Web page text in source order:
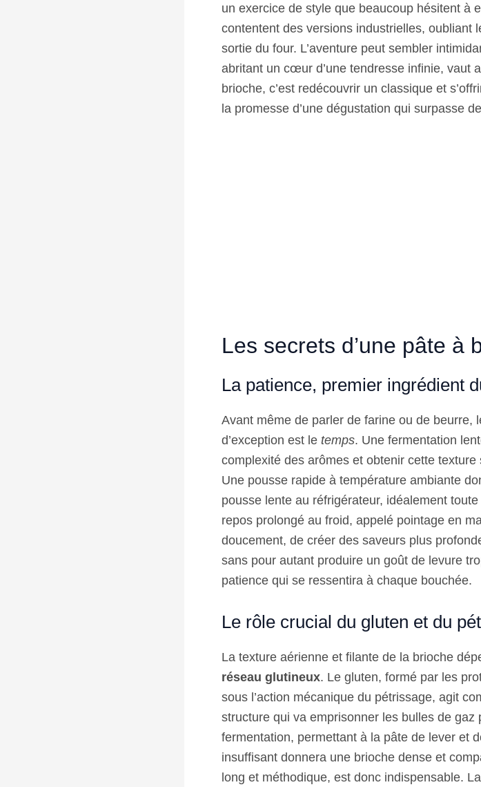
un exercice de style que beaucoup hésitent à
contentent des versions industrielles, oubliant
sortie du four. L’aventure peut sembler
abritant un cœur d’une tendresse infinie, vaut
brioche, c’est redécouvrir un classique et
la promesse d’une dégustation qui surpasse
Les secrets d’une pâte à
La patience, premier ingrédient
Avant même de parler de farine ou de beurre,
d’exception est le temps. Une fermentation
complexité des arômes et obtenir cette
Une pousse rapide à température ambiante
pousse lente au réfrigérateur, idéalement
repos prolongé au froid, appelé pointage en
doucement, de créer des saveurs plus
sans pour autant produire un goût de levure
patience qui se ressentira à chaque bouchée.
Le rôle crucial du gluten et du
La texture aérienne et filante de la brioche
réseau glutineux. Le gluten, formé par les
sous l’action mécanique du pétrissage, agit
structure qui va emprisonner les bulles de
fermentation, permettant à la pâte de lever et
insuffisant donnera une brioche dense et
long et méthodique, est donc indispensable.